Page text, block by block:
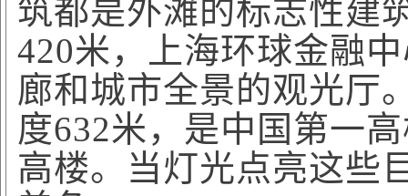
筑都是外滩的标志性建
420米，上海环球金融
廊和城市全景的观光厅
度632米，是中国第一
高楼。当灯光点亮这些